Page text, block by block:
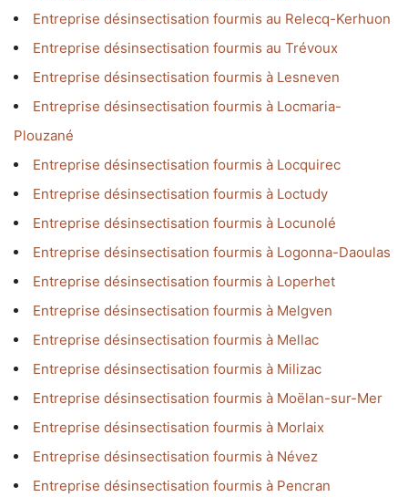
Entreprise désinsectisation fourmis au Relecq-Kerhuon
Entreprise désinsectisation fourmis au Trévoux
Entreprise désinsectisation fourmis à Lesneven
Entreprise désinsectisation fourmis à Locmaria-
Plouzané
Entreprise désinsectisation fourmis à Locquirec
Entreprise désinsectisation fourmis à Loctudy
Entreprise désinsectisation fourmis à Locunolé
Entreprise désinsectisation fourmis à Logonna-Daoulas
Entreprise désinsectisation fourmis à Loperhet
Entreprise désinsectisation fourmis à Melgven
Entreprise désinsectisation fourmis à Mellac
Entreprise désinsectisation fourmis à Milizac
Entreprise désinsectisation fourmis à Moëlan-sur-Mer
Entreprise désinsectisation fourmis à Morlaix
Entreprise désinsectisation fourmis à Névez
Entreprise désinsectisation fourmis à Pencran